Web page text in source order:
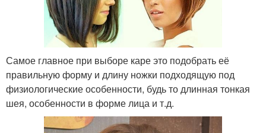
Самое главное при выборе каре это подобрать её
правильную форму и длину ножки подходящую под
физиологические особенности, будь то длинная тонкая
шея, особенности в форме лица и т.д.